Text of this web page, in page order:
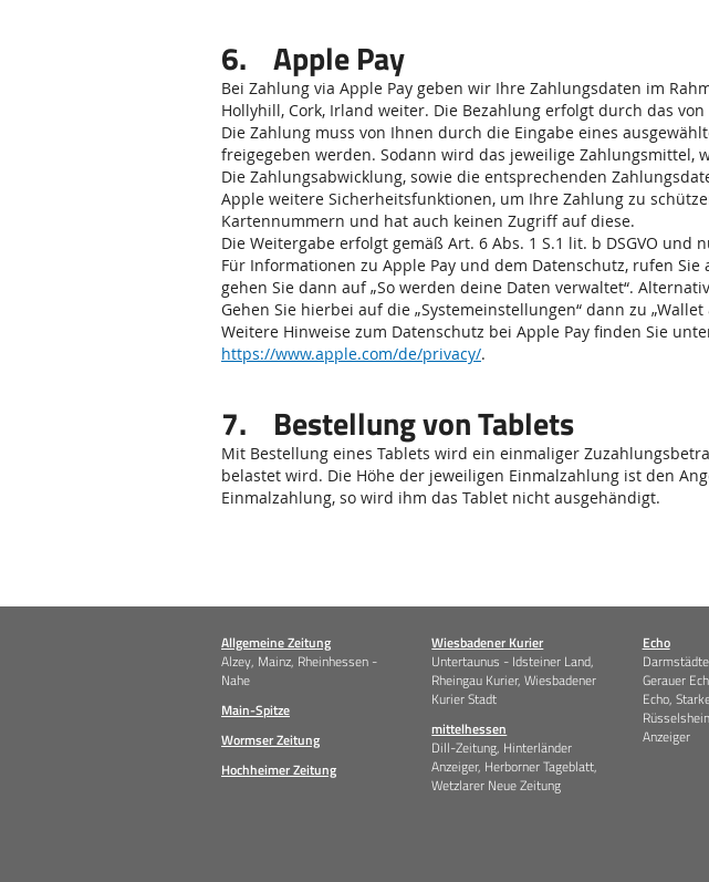
6. Apple Pay
Bei Zahlung via Apple Pay geben wir Ihre Zahlungsdaten im
Hollyhill, Cork, Irland weiter. Die Bezahlung erfolgt durch das
Die Zahlung muss von Ihnen durch die Eingabe eines
freigegeben werden. Sodann wird das jeweilige Zahlungsmittel,
Die Zahlungsabwicklung, sowie die entsprechenden
Apple weitere Sicherheitsfunktionen, um Ihre Zahlung zu
Kartennummern und hat auch keinen Zugriff auf diese.
Die Weitergabe erfolgt gemäß Art. 6 Abs. 1 S.1 lit. b DSGVO
Für Informationen zu Apple Pay und dem Datenschutz, rufen Sie
gehen Sie dann auf „So werden deine Daten verwaltet“.
Gehen Sie hierbei auf die „Systemeinstellungen“ dann zu
Weitere Hinweise zum Datenschutz bei Apple Pay finden Sie
https://www.apple.com/de/privacy/.
7. Bestellung von Tablets
Mit Bestellung eines Tablets wird ein einmaliger
belastet wird. Die Höhe der jeweiligen Einmalzahlung ist den
Einmalzahlung, so wird ihm das Tablet nicht ausgehändigt.
Allgemeine Zeitung
Alzey, Mainz, Rheinhessen -
Nahe
Main-Spitze
Wormser Zeitung
Hochheimer Zeitung
Wiesbadener Kurier
Untertaunus - Idsteiner Land,
Rheingau Kurier, Wiesbadener
Kurier Stadt
mittelhessen
Dill-Zeitung, Hinterländer
Anzeiger, Herborner Tageblatt,
Wetzlarer Neue Zeitung
Echo
Gerauer
Echo,
Anzeiger